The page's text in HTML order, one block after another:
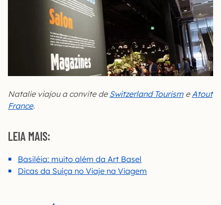
Natalie viajou a convite de Switzerland Tourism eAtout
France.
LEIA MAIS:
Basiléia: muito além da Art Basel
Dicas da Suíça no Viaje na Viagem